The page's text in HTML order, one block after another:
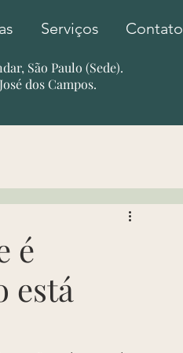
Serviços Contato
São Paulo (Sede).
dos Campos.
é
está